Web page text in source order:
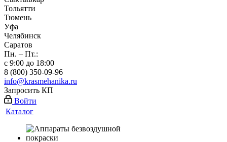
Тольятти
Тюмень
Уфа
Челябинск
Саратов
Пн. – Пт.:
с 9:00 до 18:00
8 (800) 350-09-96
info@krasmehanika.ru
Запросить КП
Войти
Каталог